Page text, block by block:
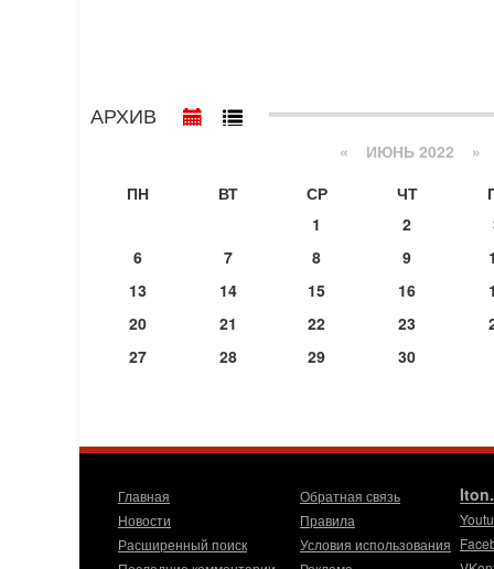
АРХИВ
« ИЮНЬ 2022 »
ПН
ВТ СР ЧТ
1
2
6
7 8 9
13
14 15 16
20
21 22 23
27
28 29 30
Главная
Новости
Расширенный поиск
Обратная связь
Правила
Условия использования